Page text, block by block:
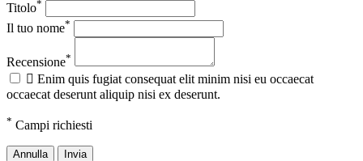
Titolo*
Il tuo nome*
Recensione*
 Enim quis fugiat consequat elit minim nisi eu occaecat
occaecat deserunt aliquip nisi ex deserunt.
* Campi richiesti
Annulla Invia